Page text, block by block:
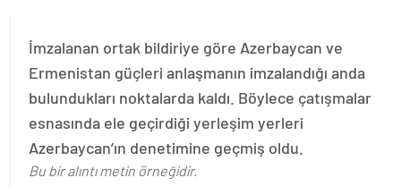
İmzalanan ortak bildiriye göre Azerbaycan ve
Ermenistan güçleri anlaşmanın imzalandığı anda
bulundukları noktalarda kaldı. Böylece çatışmalar
esnasında ele geçirdiği yerleşim yerleri
Azerbaycan’ın denetimine geçmiş oldu.
Bu bir alıntı metin örneğidir.